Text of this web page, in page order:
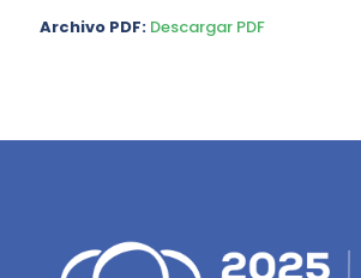
Archivo PDF: Descargar PDF